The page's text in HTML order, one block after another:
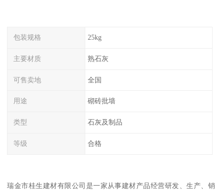
包装规格 25kg
主要材质 熟石灰
可售卖地 全国
用途 砌砖批墙
类型 石灰及制品
等级 合格
瑞金市桂生建材有限公司是一家从事建材产品经营研发、生产、销